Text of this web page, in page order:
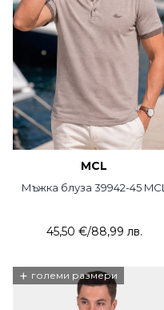
MCL
Мъжка блуза 39942-45 MCL
45,50 €/88,99 лв.
+ големи размери